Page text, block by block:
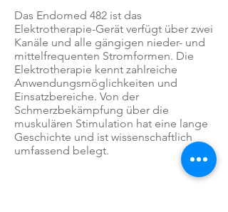
Das Endomed 482 ist das
Elektrotherapie-Gerät verfügt über zwei
Kanäle und alle gängigen nieder- und
mittelfrequenten Stromformen. Die
Elektrotherapie kennt zahlreiche
Anwendungsmöglichkeiten und
Einsatzbereiche. Von der
Schmerzbekämpfung über die
muskulären Stimulation hat eine lange
Geschichte und ist wissenschaftlich
umfassend belegt.